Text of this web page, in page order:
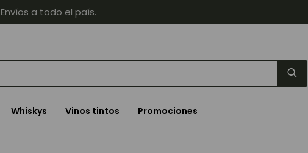
Envíos a todo el país.
Whiskys Vinos tintos Promociones